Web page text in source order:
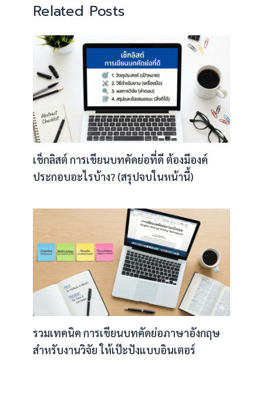
Related Posts
เช็กลิสต์ การเขียนบทคัดย่อที่ดี ต้องมีองค์
ประกอบอะไรบ้าง? (สรุปจบในหน้านี้)
รวมเทคนิค การเขียนบทคัดย่อภาษาอังกฤษ
สำหรับงานวิจัย ให้เป๊ะปังแบบอินเตอร์